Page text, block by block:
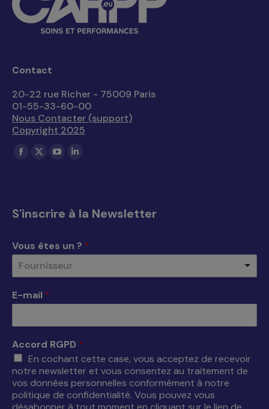
Contact
20-22 rue Richer - 75009 Paris
01-55-33-60-00
Nous Contacter (support)
Copyright 2025
Trouvez nous sur :
La
dans
nouvelle
fenêtre
La
dans
nouvelle
fenêtre
La
dans
nouvelle
fenêtre
La
dans
nouvelle
S'inscrire à la Newsletter
Vous êtes un ? *
Fournisseur
E-mail *
Accord RGPD *
En cochant cette case, vous acceptez de recevoir
notre newsletter et vous consentez au traitement de
vos données personnelles conformément à notre
politique de confidentialité. Vous pouvez vous